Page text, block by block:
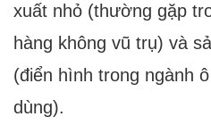
xuất nhỏ (thường gặp
hàng không vũ trụ) và
(điển hình trong ngành
dùng).